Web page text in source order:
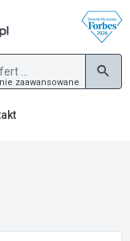
zaawansowane